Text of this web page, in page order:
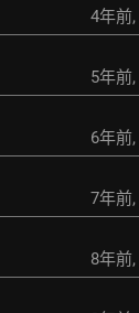
4年前,
5年前,
6年前,
7年前,
8年前,